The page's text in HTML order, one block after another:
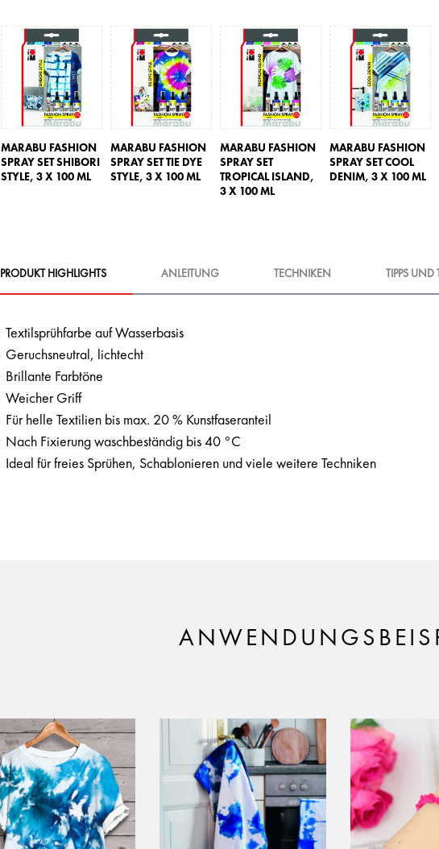
MARABU FASHION
SPRAY SET SHIBORI
STYLE,3 X 100 ML
MARABU FASHION
SPRAY SET TIE DYE
STYLE,3 X 100 ML
MARABU FASHION
SPRAY SET
TROPICAL ISLAND,
3 X 100 ML
MARABU FASHION
SPRAY SET COOL
DENIM,3 X 100 ML
PRODUKT HIGHLIGHTS ANLEITUNG TECHNIKEN TIPPS UND
Textilsprühfarbe auf Wasserbasis
Geruchsneutral, lichtecht
Brillante Farbtöne
Weicher Griff
Für helle Textilien bis max. 20 % Kunstfaseranteil
Nach Fixierung waschbeständig bis 40 °C
Ideal für freies Sprühen, Schablonieren und viele weitere Techniken